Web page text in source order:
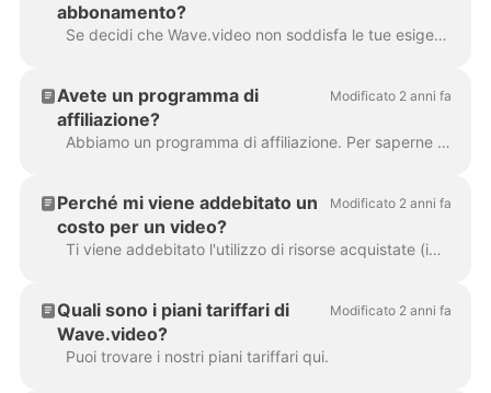
abbonamento?
Se decidi che Wave.video non soddisfa le tue esigenze o semplicemente non hai più bisogno del prodotto, puoi annullare l'abbonamento in qualsiasi momento. Per poter...
Avete un programma di
affiliazione?
Modificato 2 anni fa
Abbiamo un programma di affiliazione. Per saperne di più, cliccare qui.
Perché mi viene addebitato un
costo per un video?
Modificato 2 anni fa
Ti viene addebitato l'utilizzo di risorse acquistate (immagini e/o videoclip) nel tuo progetto. La libreria multimediale di Wave.video contiene risorse gratuite e...
Quali sono i piani tariffari di
Wave.video?
Modificato 2 anni fa
Puoi trovare i nostri piani tariffari qui.